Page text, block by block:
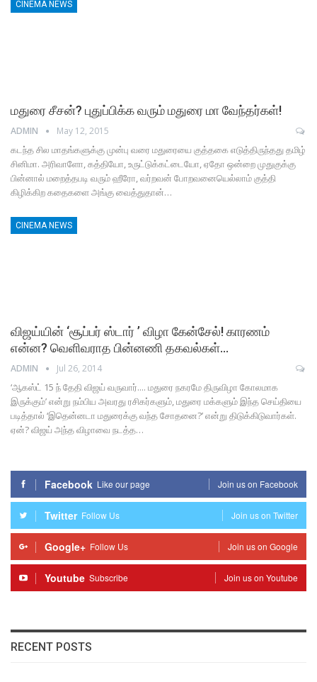
CINEMA NEWS
மதுரை சீசன்? புதுப்பிக்க வரும் மதுரை மா வேந்தர்கள்!
ADMIN May 12, 2015
கடந்த சில மாதங்களுக்கு முன்பு வரை மதுரையை குத்தகை எடுத்திருந்தது தமிழ்
சினிமா. அரிவாளோ, கத்தியோ, உருட்டுக்கட்டையோ, ஏதோ ஒன்றை முதுகுக்கு
பின்னால் மறைத்தபடி வரும் ஹீரோ, வர்றவன் போறவனையெல்லாம் குத்தி
கிழிக்கிற கதைகளை அங்கு வைத்துதான்…
CINEMA NEWS
விஜய்யின் ‘சூப்பர் ஸ்டார் ’ விழா கேன்சேல்! காரணம்
என்ன? வெளிவராத பின்னணி தகவல்கள்…
ADMIN Jul 26, 2014
‘ஆகஸ்ட் 15 ந் தேதி விஜய் வருவார்.... மதுரை நகரமே திருவிழா கோலமாக
இருக்கும்’ என்று நம்பிய அவரது ரசிகர்களும், மதுரை மக்களும் இந்த செய்தியை
படித்தால் ‘இதென்னடா மதுரைக்கு வந்த சோதனை?’ என்று திடுக்கிடுவார்கள்.
ஏன்? விஜய் அந்த விழாவை நடத்த…
Facebook Like our page Join us on Facebook
Twitter Follow Us Join us on Twitter
Google+ Follow Us Join us on Google
Youtube Subscribe Join us on Youtube
RECENT POSTS